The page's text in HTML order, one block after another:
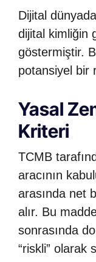
Dijital
dijital kimliğin
göstermiştir.
potansiyel bir
Yasal
Kriteri
TCMB
aracının
arasında net
alır. Bu
sonrasında
“riskli” olarak